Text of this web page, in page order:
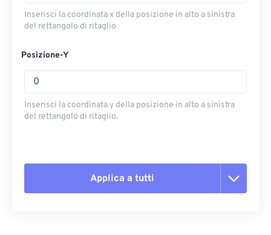
Inserisci la coordinata x della posizione in alto a sinistra
del rettangolo di ritaglio
Posizione-Y
Inserisci la coordinata y della posizione in alto a sinistra
del rettangolo di ritaglio.
Applica a tutti